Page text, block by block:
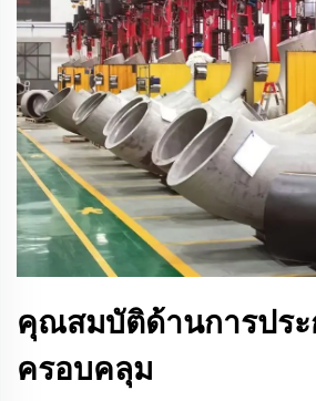
คุณสมบัติด้านการปร
ครอบคลุม